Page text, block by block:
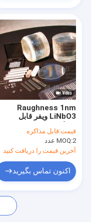
Raughness 1nm
LiNbO3 ویفر قابل
Crystal
قیمت:قابل مذاکره
MOQ:2 عدد
آخرین قیمت را دریافت کنید
اکنون تماس بگیرید